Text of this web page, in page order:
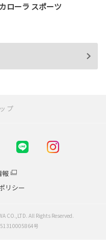
カローラ スポーツ
プ
報
リシー
CO.,LTD. All Rights Reserved.
号